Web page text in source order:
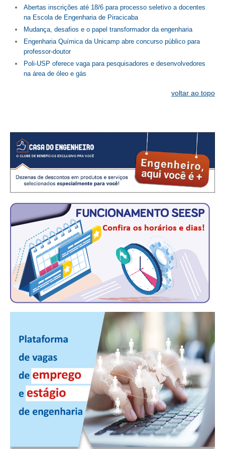
Abertas inscrições até 18/6 para processo seletivo a docentes
na Escola de Engenharia de Piracicaba
Mudança, desafios e o papel transformador da engenharia
Engenharia Química da Unicamp abre concurso público para
professor-doutor
Poli-USP oferece vaga para pesquisadores e desenvolvedores
na área de óleo e gás
voltar ao topo